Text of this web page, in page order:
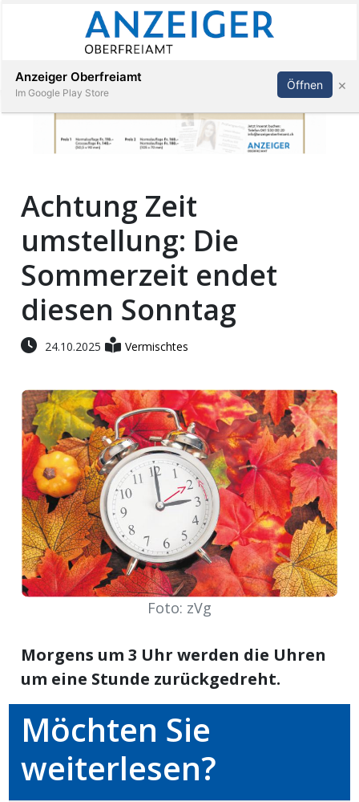
Veranstaltungen
Stellen
E-
Paper
App
Auw
Auw:
offizielle
Abonnieren Anmelden
Achtung Zeit
umstellung: Die
Sommerzeit endet
diesen Sonntag
24.10.2025 Vermischtes
Foto: zVg
Morgens um 3 Uhr werden die Uhren
um eine Stunde zurückgedreht.
Möchten Sie
weiterlesen?
Anzeiger Oberfreiamt
Im Google Play Store
Öffnen ×